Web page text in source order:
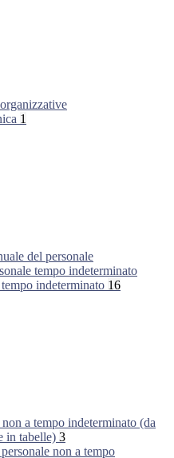
1
del personale
tempo indeterminato
indeterminato 16
non a tempo indeterminato (da
in tabelle) 3
non a tempo